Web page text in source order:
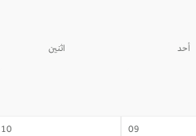
أحد اثنين
09
10